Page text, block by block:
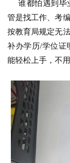
谁都怕遇到毕
管是找工作、考
按教育局规定无
补办学历/学位证
能轻松上手，不